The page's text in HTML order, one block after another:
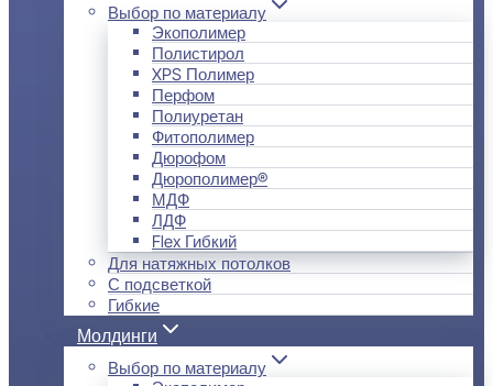
Выбор по материалу
Экополимер
Полистирол
XPS Полимер
Перфом
Полиуретан
Фитополимер
Дюрофом
Дюрополимер®
МДФ
ЛДФ
Flex Гибкий
Для натяжных потолков
С подсветкой
Гибкие
Молдинги
Выбор по материалу